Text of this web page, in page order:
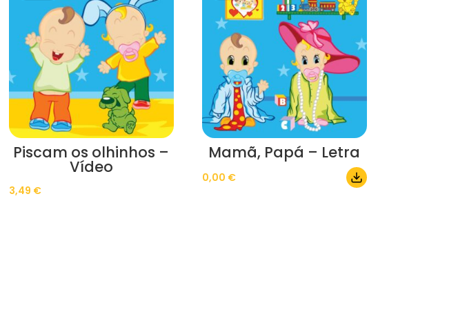
Piscam os olhinhos –
Vídeo
3,49 €
Mamã, Papá – Letra
0,00 €